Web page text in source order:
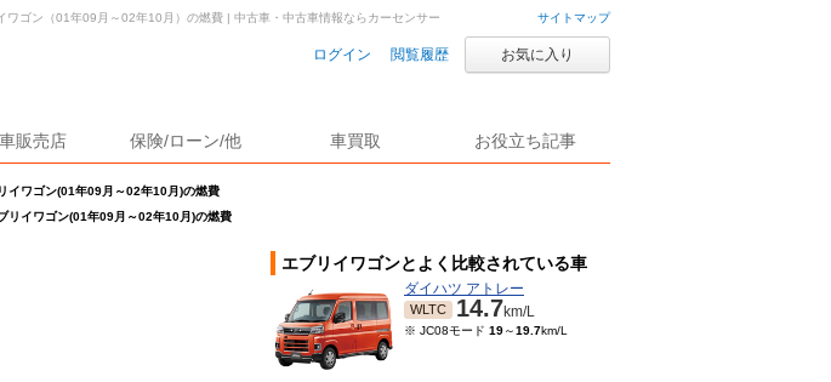
サイトマップ
ログイン 閲覧履歴 お気に入り
販売店 保険/ローン/他 車買取 お役立ち記事
イワゴン(01年09月～02年10月)の燃費
リイワゴン(01年09月～02年10月)の燃費
ワゴン（01年09月～02年10月）の燃費 | 中古車・中古車情報ならカーセンサー
エブリイワゴンとよく比較されている車
ダイハツ アトレー
WLTC 14.7km/L
※ JC08モード 19～19.7km/L